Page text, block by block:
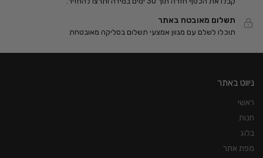
תשלום מאובטח באתר
תוכלו לשלם עם מגוון אמצעי תשלום בסליקה מאובטחת
ניווט באתר
ראשי
חנות
בלוג
מפת אתר